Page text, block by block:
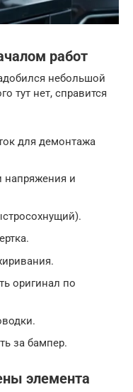
работ
небольшой
тут нет, справится
для демонтажа
напряжения и
оригинал по
за бампер.
элемента